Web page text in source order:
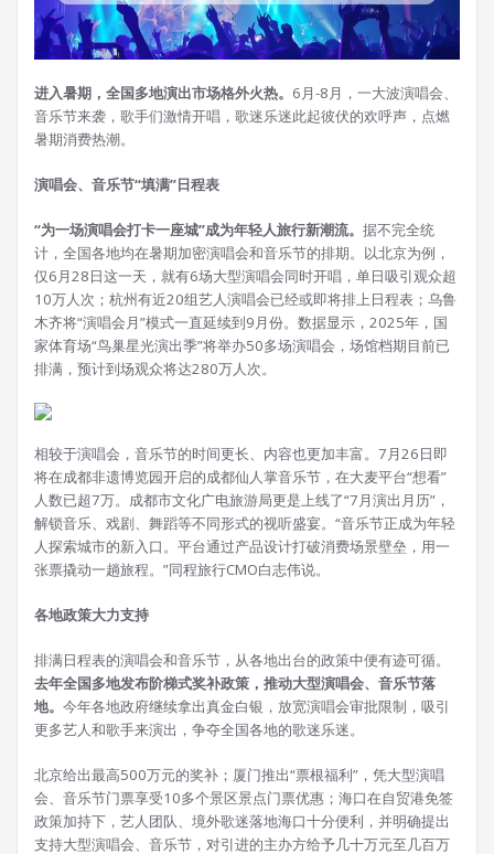
进入暑期，全国多地演出市场格外火热。 6月-8月，一大波演唱会、
音乐节来袭，歌手们激情开唱，歌迷乐迷此起彼伏的欢呼声，点燃
暑期消费热潮。
演唱会、音乐节“填满”日程表
“为一场演唱会打卡一座城”成为年轻人旅行新潮流。 据不完全统
计，全国各地均在暑期加密演唱会和音乐节的排期。以北京为例，
仅6月28日这一天，就有6场大型演唱会同时开唱，单日吸引观众超
10万人次；杭州有近20组艺人演唱会已经或即将排上日程表；乌鲁
木齐将“演唱会月”模式一直延续到9月份。数据显示，2025年，国
家体育场“鸟巢星光演出季”将举办50多场演唱会，场馆档期目前已
排满，预计到场观众将达280万人次。
相较于演唱会，音乐节的时间更长、内容也更加丰富。7月26日即
将在成都非遗博览园开启的成都仙人掌音乐节，在大麦平台“想看”
人数已超7万。成都市文化广电旅游局更是上线了“7月演出月历”，
解锁音乐、戏剧、舞蹈等不同形式的视听盛宴。“音乐节正成为年轻
人探索城市的新入口。平台通过产品设计打破消费场景壁垒，用一
张票撬动一趟旅程。”同程旅行CMO白志伟说。
各地政策大力支持
排满日程表的演唱会和音乐节，从各地出台的政策中便有迹可循。
去年全国多地发布阶梯式奖补政策，推动大型演唱会、音乐节落
地。 今年各地政府继续拿出真金白银，放宽演唱会审批限制，吸引
更多艺人和歌手来演出，争夺全国各地的歌迷乐迷。
北京给出最高500万元的奖补；厦门推出“票根福利”，凭大型演唱
会、音乐节门票享受10多个景区景点门票优惠；海口在自贸港免签
政策加持下，艺人团队、境外歌迷落地海口十分便利，并明确提出
支持大型演唱会、音乐节，对引进的主办方给予几十万元至几百万